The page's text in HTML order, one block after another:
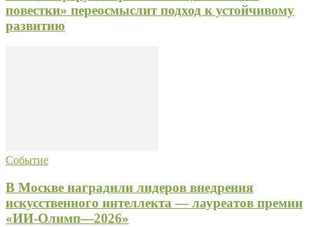
повестки» переосмыслит подход к устойчивому
развитию
Событие
В Москве наградили лидеров внедрения
искусственного интеллекта — лауреатов премии
«ИИ‑Олимп—2026»